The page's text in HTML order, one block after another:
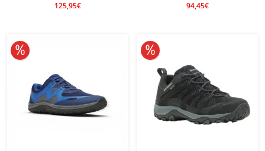
125,95€ 94,45€
10% reduziert 10% reduziert